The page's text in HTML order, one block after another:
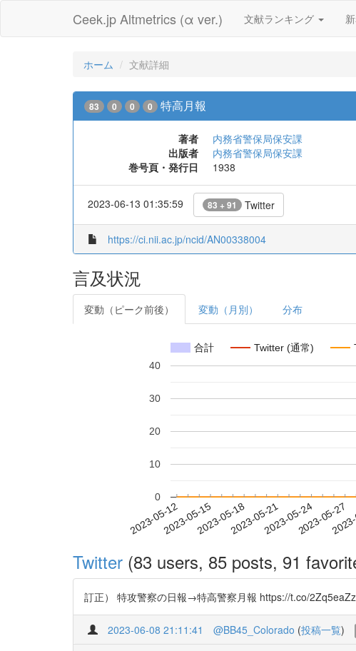
Ceek.jp Altmetrics (α ver.) 文献ランキング
ホーム 文献詳細
83 0 0 0 特高月報
著者
内務省警保局保安課
出版者
内務省警保局保安課
巻号頁・発行日
1938
2023-06-13 01:35:59 83 + 91 Twitter
https://ci.nii.ac.jp/ncid/AN00338004
言及状況
変動（ピーク前後） 変動（月別） 分布
合計 Twitter (通常)
2023-05-122023-05-152023-05-182023-05-212023-05-242023-05-27
0
10
20
30
40
Twitter (83 users, 85 posts, 91
訂正） 特攻警察の日報→特高警察月報 https://t.co/
2023-06-08 21:11:41 @BB45_Colorado (投稿一覧)